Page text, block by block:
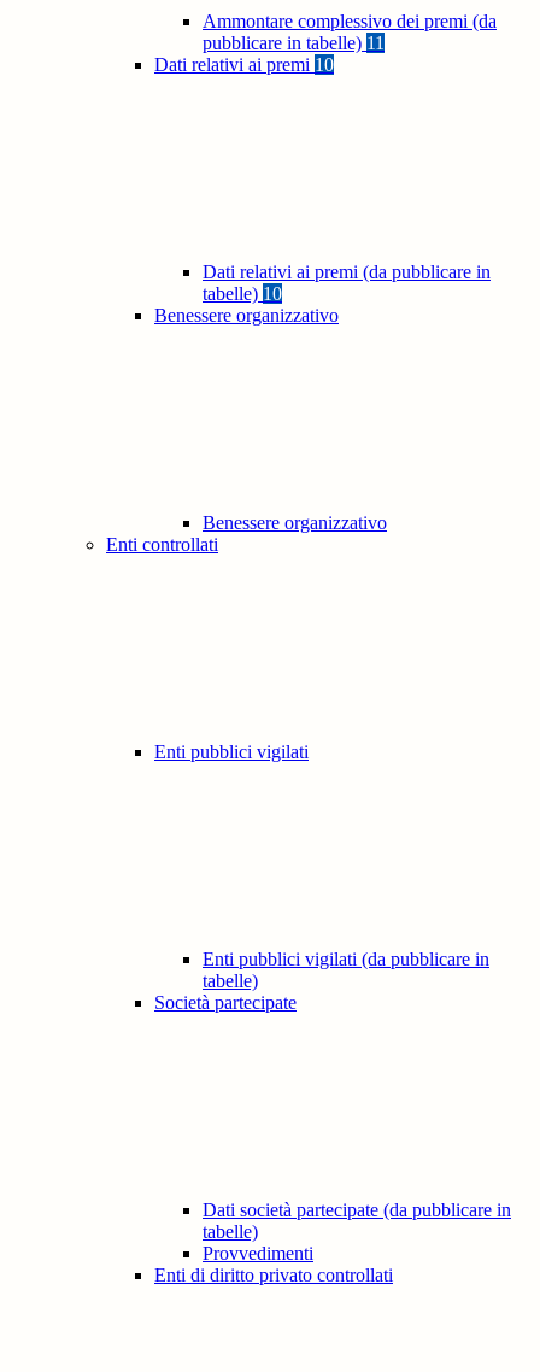
Ammontare complessivo dei premi (da
pubblicare in tabelle) 11
Dati relativi ai premi 10
Dati relativi ai premi (da pubblicare in
tabelle) 10
Benessere organizzativo
Benessere organizzativo
Enti controllati
Enti pubblici vigilati
Enti pubblici vigilati (da pubblicare in
tabelle)
Società partecipate
Dati società partecipate (da pubblicare in
tabelle)
Provvedimenti
Enti di diritto privato controllati